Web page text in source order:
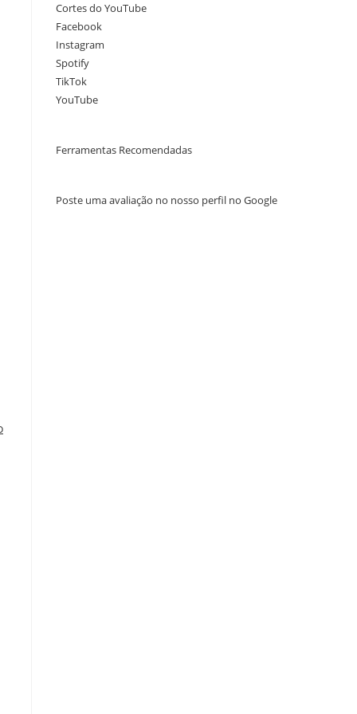
Cortes do YouTube
Facebook
Instagram
Spotify
TikTok
YouTube
Ferramentas Recomendadas
Poste uma avaliação no nosso perfil no Google